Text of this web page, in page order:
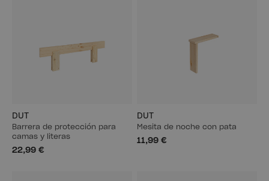
DUT
Barrera de protección para
camas y literas
22,99 €
DUT
Mesita de noche con pata
11,99 €